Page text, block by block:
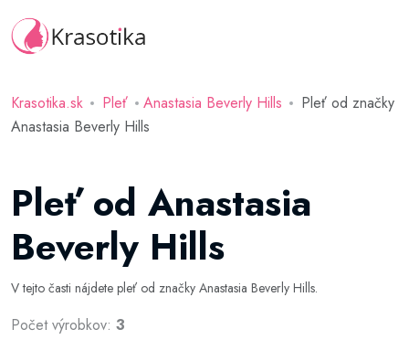
Krasotika.sk Pleť Anastasia Beverly Hills
Pleť od značky
Anastasia Beverly Hills
Pleť od Anastasia
Beverly Hills
V tejto časti nájdete pleť od značky Anastasia Beverly Hills.
Počet výrobkov: 3